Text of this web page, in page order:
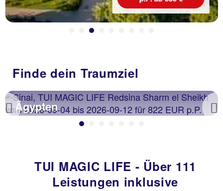
Finde dein Traumziel
Previous
Ägypten
TUI MAGIC LIFE - Über 111
Leistungen inklusive